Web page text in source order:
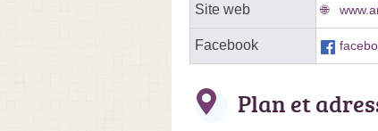
Site web
Facebook
Plan et